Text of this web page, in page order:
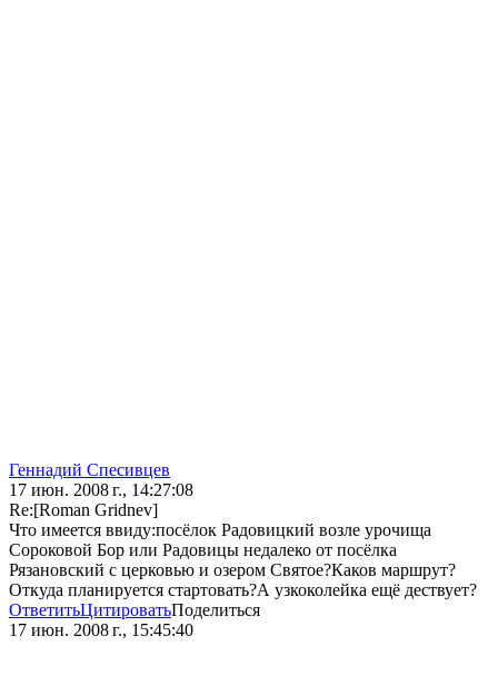
Геннадий Спесивцев
17 июн. 2008 г., 14:27:08
Re:[Roman Gridnev]
Что имеется ввиду:посёлок Радовицкий возле урочища
Сороковой Бор или Радовицы недалеко от посёлка
Рязановский с церковью и озером Святое?Каков маршрут?
Откуда планируется стартовать?А узкоколейка ещё дествует?
ОтветитьЦитироватьПоделиться
17 июн. 2008 г., 15:45:40